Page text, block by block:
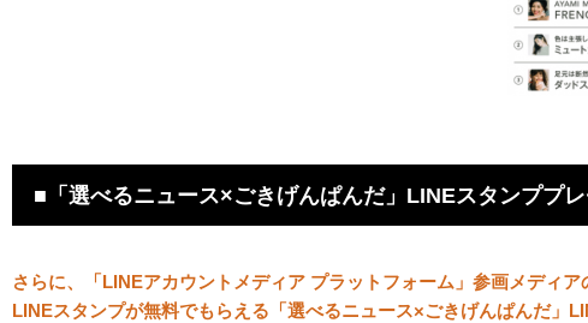
■「選べるニュース×ごきげんぱんだ」LINEスタンププ
さらに、「LINEアカウントメディア プラットフォーム」参画メディ
LINEスタンプが無料でもらえる「選べるニュース×ごきげんぱんだ」